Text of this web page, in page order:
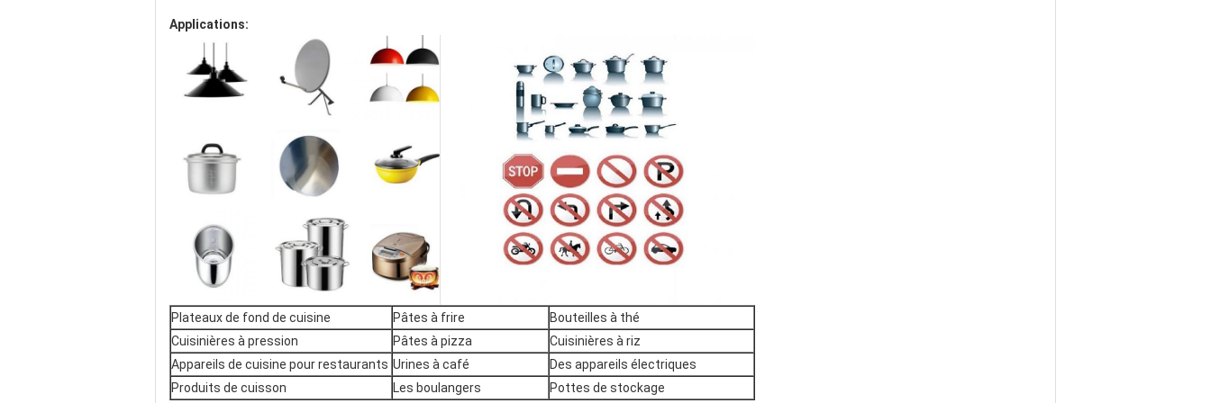
Applications:
Plateaux de fond de cuisine Pâtes à frire
Bouteilles à thé
Cuisinières à pression
Pâtes à pizza
Cuisinières à riz
Appareils de cuisine pour restaurants Urines à café
Des appareils électriques
Produits de cuisson
Les boulangers Pottes de stockage